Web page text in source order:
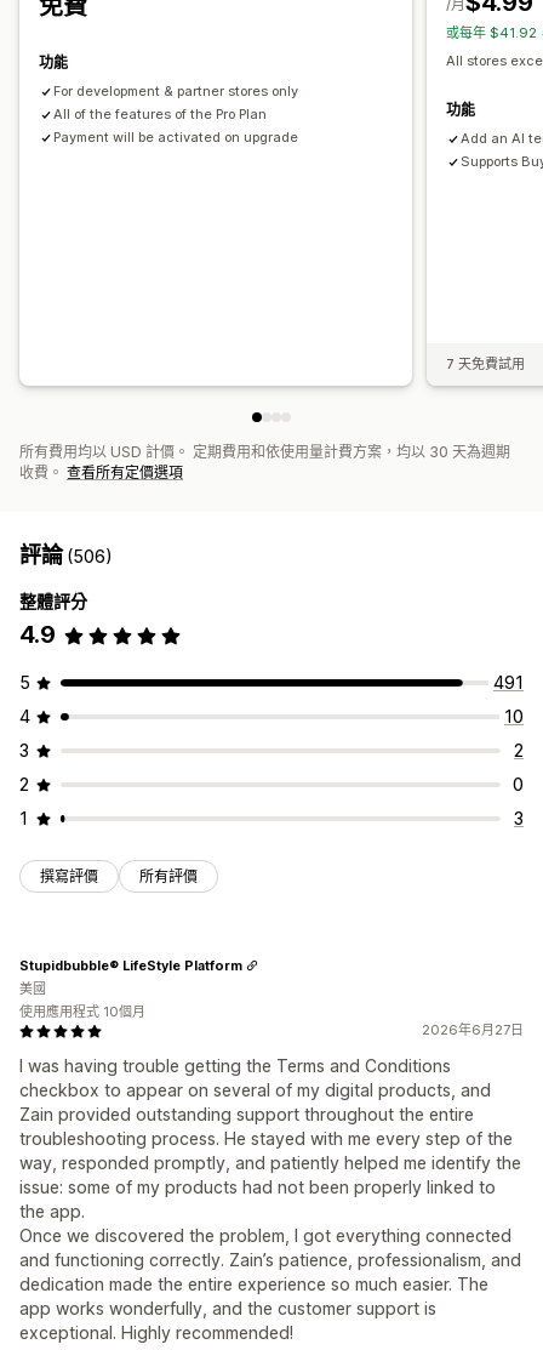
自訂備註
免費
功能
For development & partner stores only
All of the features of the Pro Plan
Payment will be activated on upgrade
/月
或每年 $41.92
All stores
功能
Add an AI
Supports
7 天免費試用
所有費用均以 USD 計價。 定期費用和依使用量計費方案，均以 30 天為週期
收費。 查看所有定價選項
評論(506)
整體評分
4.9
5
491
4
10
3
2
2
0
1
3
撰寫評價 所有評價
2026年6月27日
I was having trouble getting the Terms and Conditions
checkbox to appear on several of my digital products, and
Zain provided outstanding support throughout the entire
troubleshooting process. He stayed with me every step of the
way, responded promptly, and patiently helped me identify the
issue: some of my products had not been properly linked to
the app.
Once we discovered the problem, I got everything connected
and functioning correctly. Zain’s patience, professionalism, and
dedication made the entire experience so much easier. The
app works wonderfully, and the customer support is
exceptional. Highly recommended!
Stupidbubble® LifeStyle Platform
美國
使用應用程式 10個月